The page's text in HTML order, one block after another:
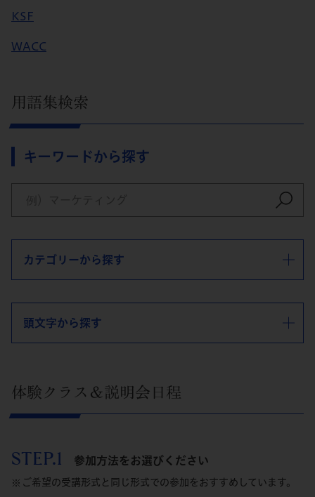
用語集検索
キーワードから探す
カテゴリーから探す
頭文字から探す
KSF
WACC
体験クラス＆説明会日程
STEP.1 参加方法をお選びください
ご希望の受講形式と同じ形式での参加をおすすめしています。